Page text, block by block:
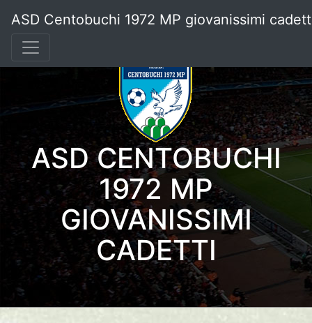
ASD Centobuchi 1972 MP giovanissimi
ASD CENTOBUCHI
1972 MP
GIOVANISSIMI
CADETTI